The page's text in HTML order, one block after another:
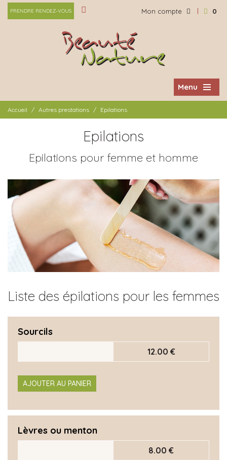
PRENDRE RENDEZ-VOUS Mon compte | 0
Menu
Accueil / Autres prestations / Epilations
Epilations
Epilations pour femme et homme
Liste des épilations pour les femmes
Sourcils
12.00 €
AJOUTER AU PANIER
Lèvres ou menton
8.00 €